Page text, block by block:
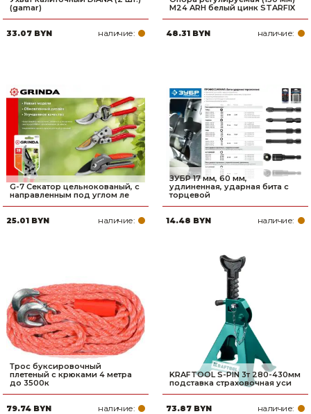
(gamar)
33.07 BYN наличие:
М24 ARH белый цинк STARFIX
48.31 BYN наличие:
G-7 Секатор цельнокованый, с
направленным под углом ле
25.01 BYN наличие:
ЗУБР 17 мм, 60 мм,
удлиненная, ударная бита с
торцевой
14.48 BYN наличие:
Трос буксировочный
плетеный с крюками 4 метра
до 3500к
79.74 BYN наличие:
KRAFTOOL S-PIN 3т 280-430мм
подставка страховочная уси
73.87 BYN наличие: